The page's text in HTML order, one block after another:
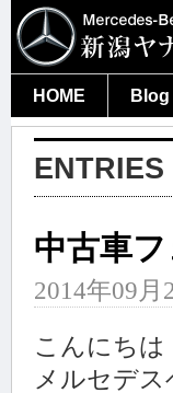
HOME
ENTRIES
中古車フ
2014年09
こんにちは
メルセデス